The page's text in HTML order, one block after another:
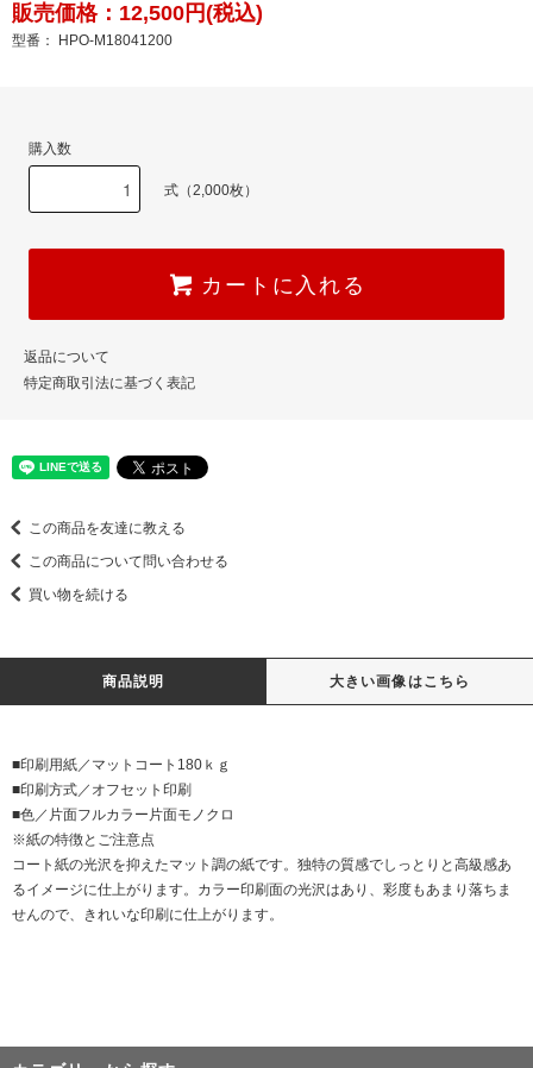
販売価格：12,500円(税込)
型番： HPO-M18041200
購入数
式（2,000枚）
カートに入れる
返品について
特定商取引法に基づく表記
この商品を友達に教える
この商品について問い合わせる
買い物を続ける
商品説明 大きい画像はこちら
■印刷用紙／マットコート180ｋｇ
■印刷方式／オフセット印刷
■色／片面フルカラー片面モノクロ
※紙の特徴とご注意点
コート紙の光沢を抑えたマット調の紙です。独特の質感でしっとりと高級感あ
るイメージに仕上がります。カラー印刷面の光沢はあり、彩度もあまり落ちま
せんので、きれいな印刷に仕上がります。